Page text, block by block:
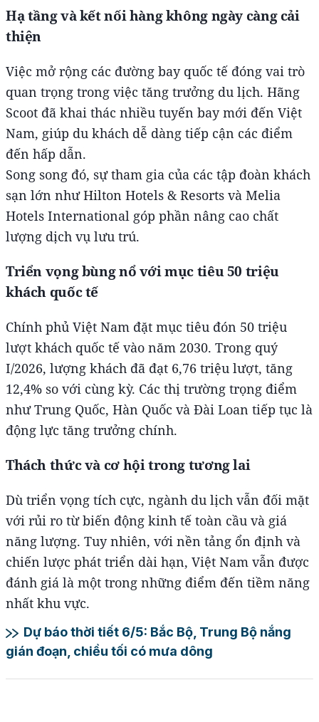
Hạ tầng và kết nối hàng không ngày càng cải
thiện
Việc mở rộng các đường bay quốc tế đóng vai trò
quan trọng trong việc tăng trưởng du lịch. Hãng
Scoot đã khai thác nhiều tuyến bay mới đến Việt
Nam, giúp du khách dễ dàng tiếp cận các điểm
đến hấp dẫn.
Song song đó, sự tham gia của các tập đoàn khách
sạn lớn như Hilton Hotels & Resorts và Melia
Hotels International góp phần nâng cao chất
lượng dịch vụ lưu trú.
Triển vọng bùng nổ với mục tiêu 50 triệu
khách quốc tế
Chính phủ Việt Nam đặt mục tiêu đón 50 triệu
lượt khách quốc tế vào năm 2030. Trong quý
I/2026, lượng khách đã đạt 6,76 triệu lượt, tăng
12,4% so với cùng kỳ. Các thị trường trọng điểm
như Trung Quốc, Hàn Quốc và Đài Loan tiếp tục là
động lực tăng trưởng chính.
Thách thức và cơ hội trong tương lai
Dù triển vọng tích cực, ngành du lịch vẫn đối mặt
với rủi ro từ biến động kinh tế toàn cầu và giá
năng lượng. Tuy nhiên, với nền tảng ổn định và
chiến lược phát triển dài hạn, Việt Nam vẫn được
đánh giá là một trong những điểm đến tiềm năng
nhất khu vực.
Dự báo thời tiết 6/5: Bắc Bộ, Trung Bộ nắng
gián đoạn, chiều tối có mưa dông